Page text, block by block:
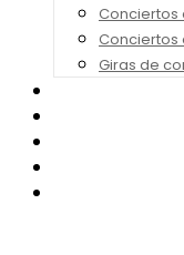
Conciertos
Conciertos
Giras de